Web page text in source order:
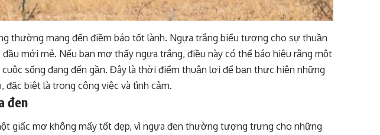
thường mang đến điềm báo tốt lành. Ngựa trắng biểu tượng cho sự thuần
mới mẻ. Nếu bạn mơ thấy ngựa trắng, điều này có thể báo hiệu rằng một
sống đang đến gần. Đây là thời điểm thuận lợi để bạn thực hiện những
đặc biệt là trong công việc và tình cảm.
đen
giấc mơ không mấy tốt đẹp, vì ngựa đen thường tượng trưng cho những